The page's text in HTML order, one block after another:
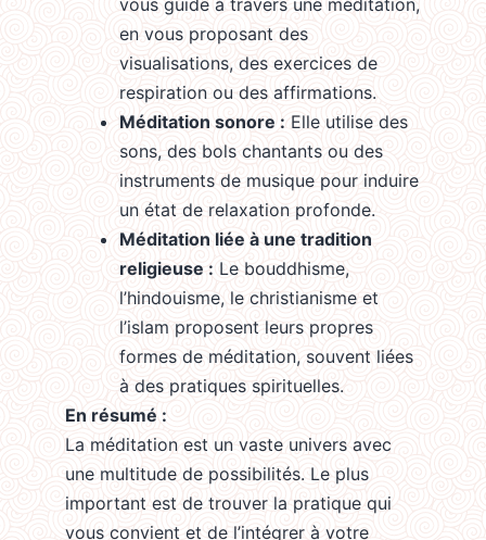
en vous proposant des
visualisations, des exercices de
respiration ou des affirmations.
Méditation sonore : Elle utilise des
sons, des bols chantants ou des
instruments de musique pour induire
un état de relaxation profonde.
Méditation liée à une tradition
religieuse : Le bouddhisme,
l’hindouisme, le christianisme et
l’islam proposent leurs propres
formes de méditation, souvent liées
à des pratiques spirituelles.
En résumé :
La méditation est un vaste univers avec
une multitude de possibilités. Le plus
important est de trouver la pratique qui
vous convient et de l’intégrer à votre